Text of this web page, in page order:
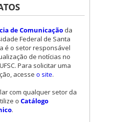
de Comunicação da
Federal de Santa
é o setor responsável
de notícias no
Para solicitar uma
acesse o site.
com qualquer setor da
o Catálogo
.